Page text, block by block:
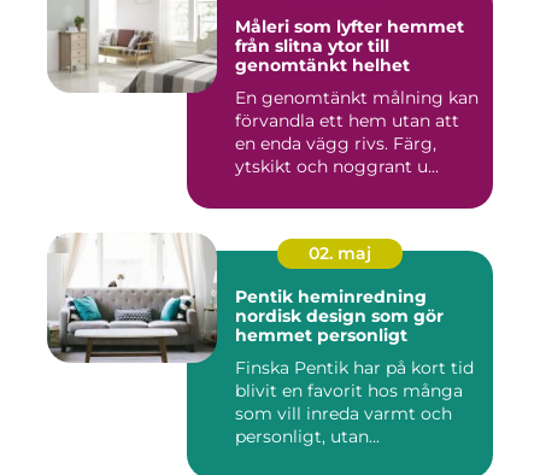
Måleri som lyfter hemmet
från slitna ytor till
genomtänkt helhet
En genomtänkt målning kan
förvandla ett hem utan att
en enda vägg rivs. Färg,
ytskikt och noggrant u...
02. maj
Pentik heminredning
nordisk design som gör
hemmet personligt
Finska Pentik har på kort tid
blivit en favorit hos många
som vill inreda varmt och
personligt, utan...